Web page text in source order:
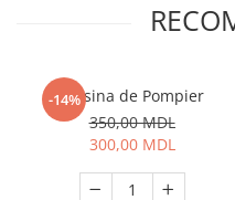
-14%
Masina de Pompier
350,00 MDL
300,00 MDL